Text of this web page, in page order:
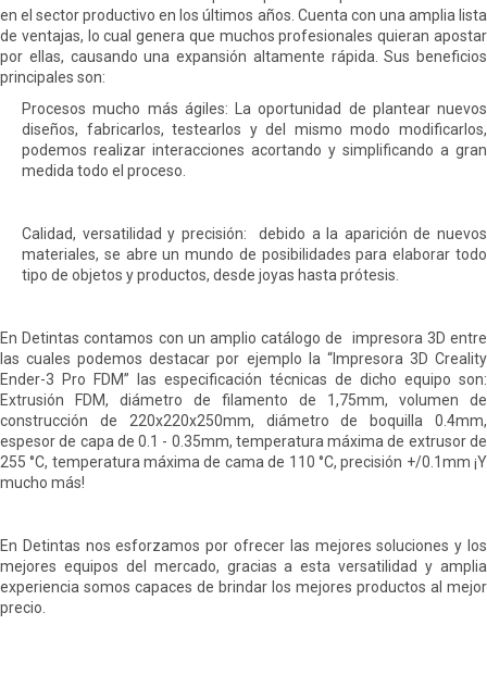
en el sector productivo en los últimos años. Cuenta con una amplia lista
de ventajas, lo cual genera que muchos profesionales quieran apostar
por ellas, causando una expansión altamente rápida. Sus beneficios
principales son:
Procesos mucho más ágiles: La oportunidad de plantear nuevos
diseños, fabricarlos, testearlos y del mismo modo modificarlos,
podemos realizar interacciones acortando y simplificando a gran
medida todo el proceso.
Calidad, versatilidad y precisión: debido a la aparición de nuevos
materiales, se abre un mundo de posibilidades para elaborar todo
tipo de objetos y productos, desde joyas hasta prótesis.
En Detintas contamos con un amplio catálogo de impresora 3D entre
las cuales podemos destacar por ejemplo la “Impresora 3D Creality
Ender-3 Pro FDM” las especificación técnicas de dicho equipo son:
Extrusión FDM, diámetro de filamento de 1,75mm, volumen de
construcción de 220x220x250mm, diámetro de boquilla 0.4mm,
espesor de capa de 0.1 - 0.35mm, temperatura máxima de extrusor de
255 °C, temperatura máxima de cama de 110 °C, precisión +/0.1mm ¡Y
mucho más!
En Detintas nos esforzamos por ofrecer las mejores soluciones y los
mejores equipos del mercado, gracias a esta versatilidad y amplia
experiencia somos capaces de brindar los mejores productos al mejor
precio.